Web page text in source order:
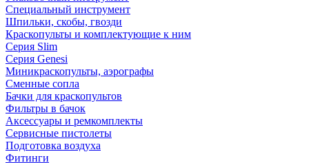
Специальный инструмент
Шпильки, скобы, гвозди
Краскопульты и комплектующие к ним
Серия Slim
Серия Genesi
Миникраскопульты, аэрографы
Сменные сопла
Бачки для краскопультов
Фильтры в бачок
Аксессуары и ремкомплекты
Сервисные пистолеты
Подготовка воздуха
Фитинги